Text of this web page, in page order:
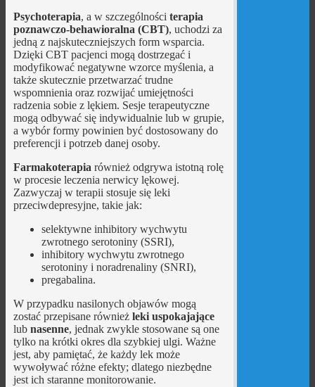
Psychoterapia, a w szczególności terapia
poznawczo-behawioralna (CBT), uchodzi za
jedną z najskuteczniejszych form wsparcia.
Dzięki CBT pacjenci mogą dostrzegać i
modyfikować negatywne wzorce myślenia, a
także skutecznie przetwarzać trudne
wspomnienia oraz rozwijać umiejętności
radzenia sobie z lękiem. Sesje terapeutyczne
mogą odbywać się indywidualnie lub w grupie,
a wybór formy powinien być dostosowany do
preferencji i potrzeb danej osoby.
Farmakoterapia również odgrywa istotną rolę
w procesie leczenia nerwicy lękowej.
Zazwyczaj w terapii stosuje się leki
przeciwdepresyjne, takie jak:
selektywne inhibitory wychwytu
zwrotnego serotoniny (SSRI),
inhibitory wychwytu zwrotnego
serotoniny i noradrenaliny (SNRI),
pregabalina.
W przypadku nasilonych objawów mogą
zostać przepisane również leki uspokajające
lub nasenne, jednak zwykle stosowane są one
tylko na krótki okres dla szybkiej ulgi. Ważne
jest, aby pamiętać, że każdy lek może
wywoływać różne efekty; dlatego niezbędne
jest ich staranne monitorowanie.